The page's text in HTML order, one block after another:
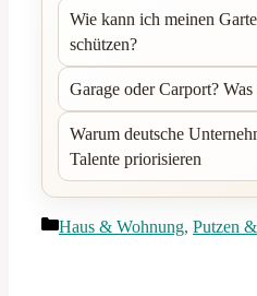
Wie kann ich meinen
schützen?
Garage oder Carport?
Warum deutsche
Talente priorisieren
Kategorien
Haus & Wohnung, Putzen